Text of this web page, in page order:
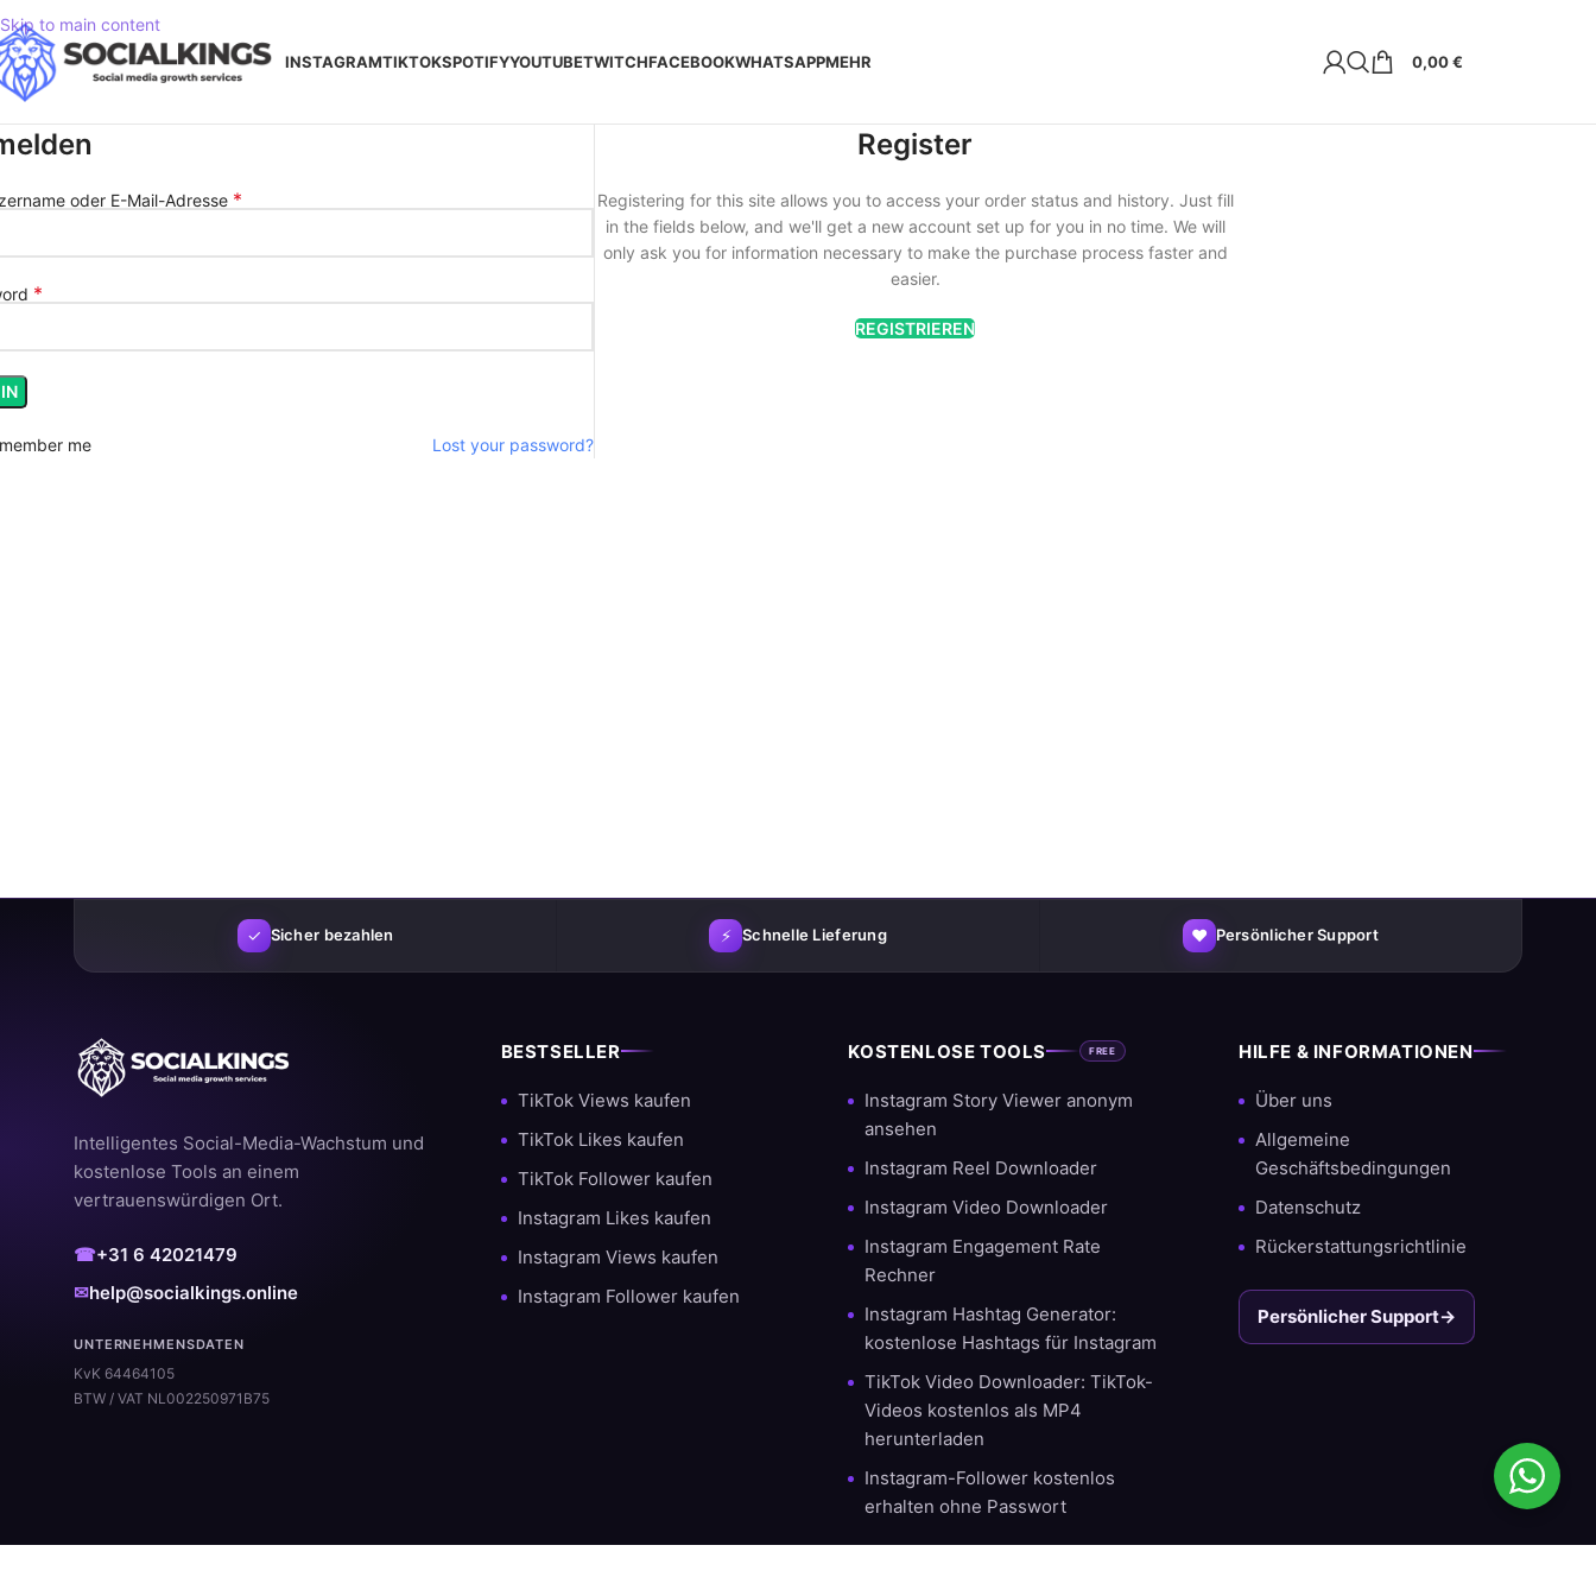
Skip to main content
INSTAGRAMTIKTOKSPOTIFYYOUTUBETWITCHFACEBOOKWHATSAPPMEHR 0,00€
oder E-Mail-Adresse *
*
Lost your password?
me
Register
Registering for this site allows you to access your order status and history. Just fill
in the fields below, and we'll get a new account set up for you in no time. We will
only ask you for information necessary to make the purchase process faster and
easier.
REGISTRIEREN
✓ Sicher bezahlen ⚡ Schnelle Lieferung ♥ Persönlicher Support
Intelligentes Social-Media-Wachstum und
kostenlose Tools an einem
vertrauenswürdigen Ort.
☎+31 6 42021479
✉help@socialkings.online
UNTERNEHMENSDATEN
KvK 64464105
BTW / VAT NL002250971B75
BESTSELLER
TikTok Views kaufen
TikTok Likes kaufen
TikTok Follower kaufen
Instagram Likes kaufen
Instagram Views kaufen
Instagram Follower kaufen
KOSTENLOSE TOOLS FREE
Instagram Story Viewer anonym
ansehen
Instagram Reel Downloader
Instagram Video Downloader
Instagram Engagement Rate
Rechner
Instagram Hashtag Generator:
kostenlose Hashtags für Instagram
TikTok Video Downloader: TikTok-
Videos kostenlos als MP4
herunterladen
Instagram-Follower kostenlos
erhalten ohne Passwort
HILFE & INFORMATIONEN
Über uns
Allgemeine
Geschäftsbedingungen
Datenschutz
Rückerstattungsrichtlinie
Persönlicher Support→